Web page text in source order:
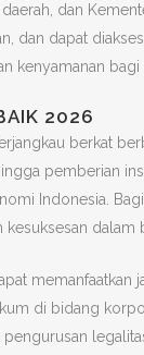
dan
dan dapat
kenyamanan
2026
berkat
pemberian
Indonesia.
dalam
di bidang